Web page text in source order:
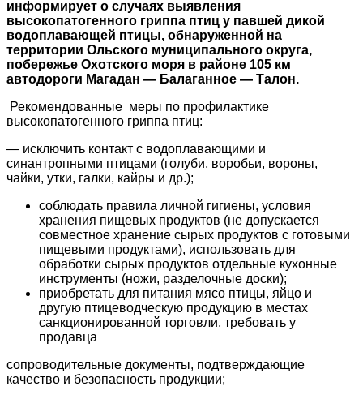
информирует о случаях выявления
высокопатогенного гриппа птиц у павшей дикой
водоплавающей птицы, обнаруженной на
территории Ольского муниципального округа,
побережье Охотского моря в районе 105 км
автодороги Магадан — Балаганное — Талон.
Рекомендованные меры по профилактике
высокопатогенного гриппа птиц:
— исключить контакт с водоплавающими и
синантропными птицами (голуби, воробьи, вороны,
чайки, утки, галки, кайры и др.);
соблюдать правила личной гигиены, условия
хранения пищевых продуктов (не допускается
совместное хранение сырых продуктов с готовыми
пищевыми продуктами), использовать для
обработки сырых продуктов отдельные кухонные
инструменты (ножи, разделочные доски);
приобретать для питания мясо птицы, яйцо и
другую птицеводческую продукцию в местах
санкционированной торговли, требовать у
продавца
сопроводительные документы, подтверждающие
качество и безопасность продукции;